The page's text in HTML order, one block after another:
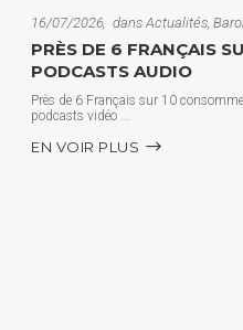
16/07/2026 dans Actualités
PRÈS DE 6 FRANÇAIS
PODCASTS AUDIO
Près de 6 Français sur 10
podcasts vidéo
EN VOIR PLUS